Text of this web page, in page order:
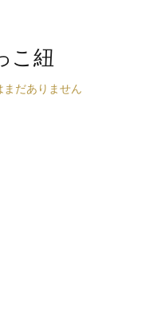
こ紐
まだありません